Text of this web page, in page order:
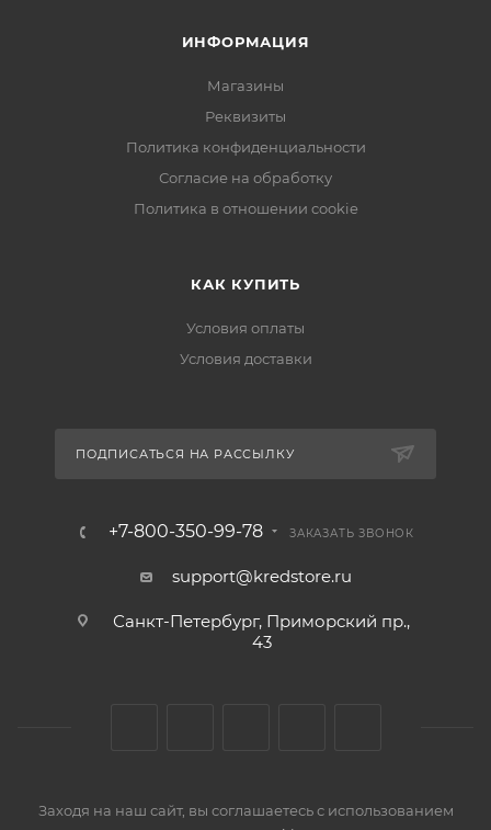
ИНФОРМАЦИЯ
Магазины
Реквизиты
Политика конфиденциальности
Согласие на обработку
Политика в отношении cookie
КАК КУПИТЬ
Условия оплаты
Условия доставки
ПОДПИСАТЬСЯ НА РАССЫЛКУ
+7-800-350-99-78 ЗАКАЗАТЬ ЗВОНОК
support@kredstore.ru
Санкт-Петербург, Приморский пр.,
43
Заходя на наш сайт, вы соглашаетесь с использованием